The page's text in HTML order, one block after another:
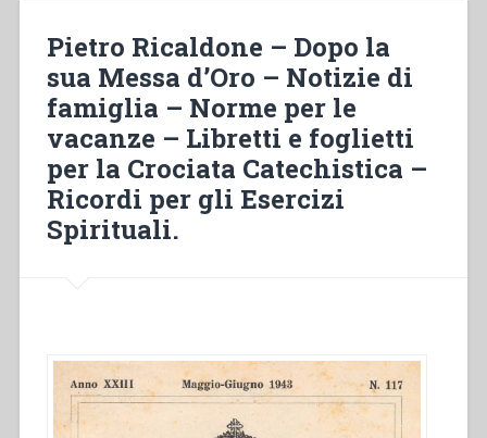
Norme
in
caso
occupazione
degli
Istituti
Prepariamoci
–
Notizie
di
Pietro Ricaldone – Dopo la
sua Messa d’Oro – Notizie di
famiglia – Norme per le
vacanze – Libretti e foglietti
per la Crociata Catechistica –
Ricordi per gli Esercizi
Spirituali.